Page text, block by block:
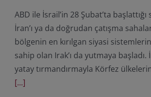
ABD ile İsrail’in 28 Şubat’ta başlattığı
İran’ı ya da doğrudan çatışma
bölgenin en kırılgan siyasi
sahip olan Irak’ı da yutmaya başladı.
yatay tırmandırmayla Körfez
[...]